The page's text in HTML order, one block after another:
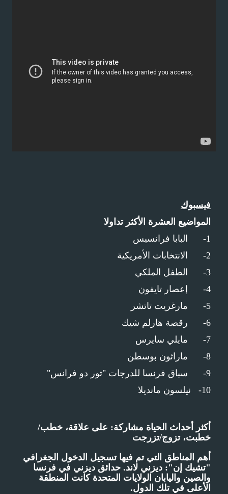
فيسبوك
المواضيع العشرة الأكثر تداولا
1- البابا فرانسيس
2- الانتخابات الأمريكية
3- الطفل الملكي
4- إعصار تايفون
5- مارغريت تاتشر
6- رقصة هارلم شيك
7- مايلي سايرس
8- ماراثون بوسطن
9- سباق فرنسا للدرجات "تور دو فرانس"
10- نيلسون مانديلا
أكثر أحداث الحياة مشاركة: على علاقة، خطب/
خطبت، تزوج/تزرجت
أهم المناطق التي تم فيها تسجيل الدخول الجغرافي
"تشيك إن": ديزني لاند. حدائق ديزني في فرنسا
والصين واليابان الولايات المتحدة كانت المنطقة
الأعلى في تلك الدول.